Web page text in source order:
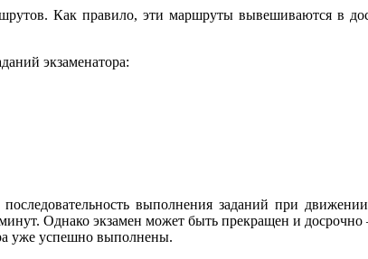
Как правило, эти маршруты вывешиваются в
экзаменатора:
выполнения заданий при
Однако экзамен может быть прекращен и
уже успешно выполнены.